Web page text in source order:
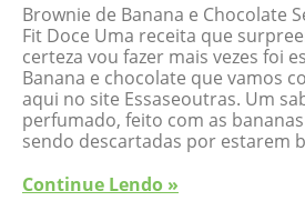
Brownie de Banana e Chocolate
Fit Doce Uma receita que
certeza vou fazer mais vezes foi
Banana e chocolate que vamos
aqui no site Essaseoutras. Um
perfumado, feito com as
sendo descartadas por estarem
Continue Lendo »